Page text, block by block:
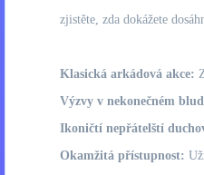
zjistěte, zda dokážete
Klasická arkádová akce:
Výzvy v nekonečném
Ikoničtí nepřátelští
Okamžitá přístupnost: